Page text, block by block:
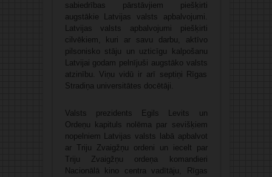
sabiedrības pārstāvjiem piešķirti
augstākie Latvijas valsts apbalvojumi.
Latvijas valsts apbalvojumi piešķirti
cilvēkiem, kuri ar savu darbu, aktīvo
pilsonisko stāju un uzticīgu kalpošanu
Latvijai godam pelnījuši augstāko valsts
atzinību. Viņu vidū ir arī septiņi Rīgas
Stradiņa universitātes docētāji.
Valsts prezidents Egils Levits un
Ordeņu kapituls nolēma par sevišķiem
nopelniem Latvijas valsts labā apbalvot
ar Triju Zvaigžņu ordeni un iecelt par
Triju Zvaigžņu ordeņa komandieri
Nacionālā kino centra vadītāju, Rīgas